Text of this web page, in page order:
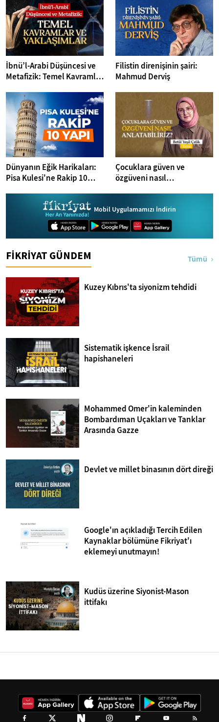
İbnü’l-Arabi Düşüncesi ve
Metafizik: Temel Kavramlar
Filistin direnişinin şairi:
Mahmud Derviş
Dünyanın Eğik Harikaları:
Pisa Kulesi'ne Rakip 10
Çocuklara güven ve
özgüveni nasıl
Mobil Uygulamamızı İndirin
FİKRİYAT GÜNDEM Tümü
Kuzey Kıbrıs'ta siyonizm tehdidi
Sistematik işkence İsrail
hapishaneleri
Mohammed Omer'in kaleminden
Bombardıman Uçakları ve Tanklar
Arasında Gazze
Devlet ve millet binasının dört direği
Google'ın açıkladığı Tercih Edilen
Kaynaklar bölümüne Fikriyat'ı
eklemeyi unutmayın!
Kudüs üzerine Siyonist-Mason
ittifakı